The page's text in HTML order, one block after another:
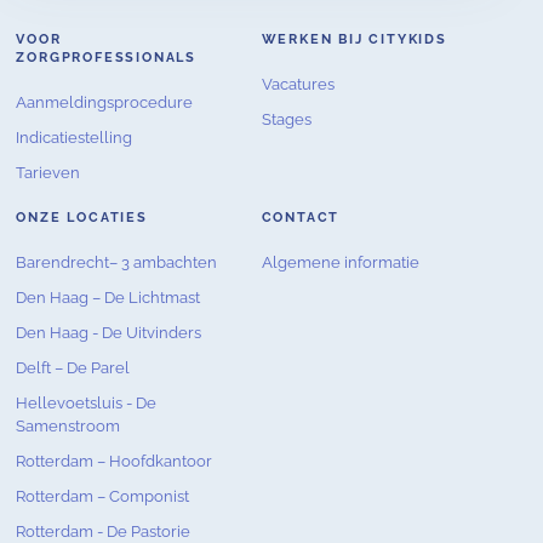
VOOR
ZORGPROFESSIONALS
Aanmeldingsprocedure
Indicatiestelling
Tarieven
WERKEN BIJ CITYKIDS
Vacatures
Stages
ONZE LOCATIES
Barendrecht– 3 ambachten
Den Haag – De Lichtmast
Den Haag - De Uitvinders
Delft – De Parel
Hellevoetsluis - De
Samenstroom
Rotterdam – Hoofdkantoor
Rotterdam – Componist
Rotterdam - De Pastorie
CONTACT
Algemene informatie